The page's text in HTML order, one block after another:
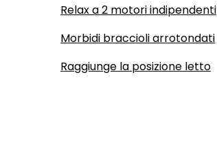
Relax a 2 motori indipendenti
Morbidi braccioli arrotondati
Raggiunge la posizione letto